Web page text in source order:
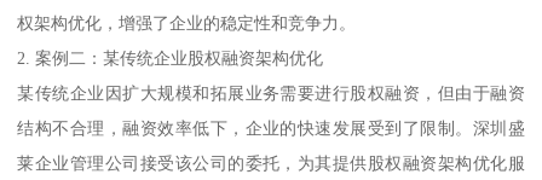
权架构优化，增强了企业的稳定性和竞争力。
2. 案例二：某传统企业股权融资架构优化
某传统企业因扩大规模和拓展业务需要进行股权融资，但由于融资
结构不合理，融资效率低下，企业的快速发展受到了限制。深圳盛
莱企业管理公司接受该公司的委托，为其提供股权融资架构优化服